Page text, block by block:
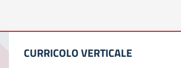
CURRICOLO VERTICALE